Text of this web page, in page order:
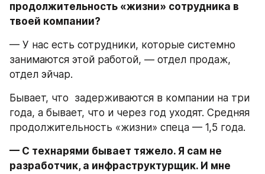
продолжительность «жизни» сотрудника в
твоей компании?
— У нас есть сотрудники, которые системно
занимаются этой работой, — отдел продаж,
отдел эйчар.
Бывает, что  задерживаются в компании на три
года, а бывает, что и через год уходят. Средняя
продолжительность «жизни» спеца — 1,5 года.
— С технарями бывает тяжело. Я сам не
разработчик, а инфраструктурщик. И мне